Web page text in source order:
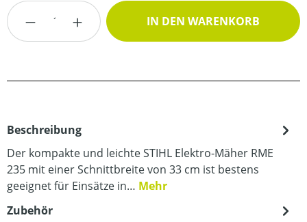
Produkt Anzahl: Gib den gewünschten
IN DEN WARENKORB
Beschreibung
Der kompakte und leichte STIHL Elektro-Mäher RME
235 mit einer Schnittbreite von 33 cm ist bestens
geeignet für Einsätze in… Mehr
Zubehör